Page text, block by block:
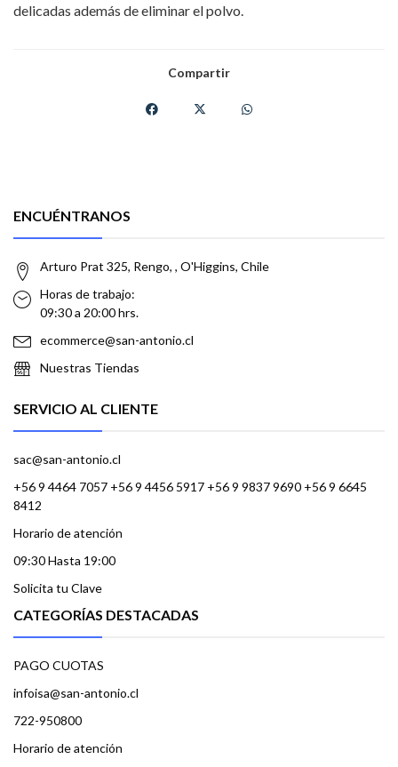
delicadas además de eliminar el polvo.
Compartir
ENCUÉNTRANOS
Arturo Prat 325, Rengo, , O'Higgins, Chile
Horas de trabajo:
09:30 a 20:00 hrs.
ecommerce@san-antonio.cl
Nuestras Tiendas
SERVICIO AL CLIENTE
sac@san-antonio.cl
+56 9 4464 7057 +56 9 4456 5917 +56 9 9837 9690 +56 9 6645
8412
Horario de atención
09:30 Hasta 19:00
Solicita tu Clave
CATEGORÍAS DESTACADAS
PAGO CUOTAS
infoisa@san-antonio.cl
722-950800
Horario de atención